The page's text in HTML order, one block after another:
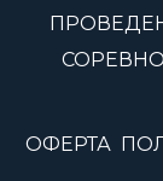
ОФЕРТА